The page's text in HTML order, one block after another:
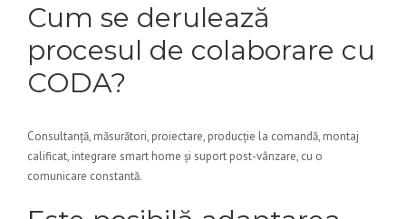
Cum se derulează
procesul de colaborare cu
CODA?
Consultanță, măsurători, proiectare, producție la comandă, montaj
calificat, integrare smart home și suport post-vânzare, cu o
comunicare constantă.